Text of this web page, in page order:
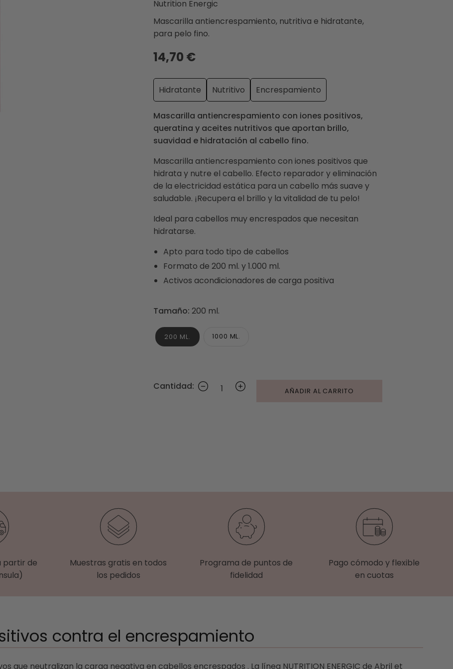
Nutrition Energic
Mascarilla antiencrespamiento, nutritiva e hidratante,
para pelo fino.
14,70 €
Hidratante Nutritivo Encrespamiento
Mascarilla antiencrespamiento con iones positivos,
queratina y aceites nutritivos que aportan brillo,
suavidad e hidratación al cabello fino.
Mascarilla antiencrespamiento con iones positivos que
hidrata y nutre el cabello. Efecto reparador y eliminación
de la electricidad estática para un cabello más suave y
saludable. ¡Recupera el brillo y la vitalidad de tu pelo!
Ideal para cabellos muy encrespados que necesitan
hidratarse.
Apto para todo tipo de cabellos
Formato de 200 ml. y 1.000 ml.
Activos acondicionadores de carga positiva
Tamaño: 200 ml.
200 ML. 1000 ML.
Cantidad: AÑADIR AL CARRITO
partir de
Muestras gratis en todos
los pedidos
Programa de puntos de
fidelidad
Pago cómodo y flexible
en cuotas
contra el encrespamiento
que neutralizan la carga negativa en cabellos encrespados . La línea NUTRITION ENERGIC de Abril et